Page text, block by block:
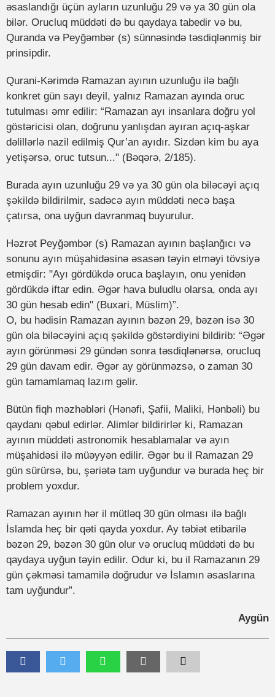
əsaslandığı üçün ayların uzunluğu 29 və ya 30 gün ola
bilər. Orucluq müddəti də bu qaydaya tabedir və bu,
Quranda və Peyğəmbər (s) sünnəsində təsdiqlənmiş bir
prinsipdir.
Qurani-Kərimdə Ramazan ayının uzunluğu ilə bağlı
konkret gün sayı deyil, yalnız Ramazan ayında oruc
tutulması əmr edilir: “Ramazan ayı insanlara doğru yol
göstəricisi olan, doğrunu yanlışdan ayıran açıq-aşkar
dəlillərlə nazil edilmiş Qur’an ayıdır. Sizdən kim bu aya
yetişərsə, oruc tutsun..." (Bəqərə, 2/185).
Burada ayın uzunluğu 29 və ya 30 gün ola biləcəyi açıq
şəkildə bildirilmir, sadəcə ayın müddəti necə başa
çatırsa, ona uyğun davranmaq buyurulur.
Həzrət Peyğəmbər (s) Ramazan ayının başlanğıcı və
sonunu ayın müşahidəsinə əsasən təyin etməyi tövsiyə
etmişdir: "Ayı gördükdə oruca başlayın, onu yenidən
gördükdə iftar edin. Əgər hava buludlu olarsa, onda ayı
30 gün hesab edin" (Buxari, Müslim)”.
O, bu hədisin Ramazan ayının bəzən 29, bəzən isə 30
gün ola biləcəyini açıq şəkildə göstərdiyini bildirib: “Əgər
ayın görünməsi 29 gündən sonra təsdiqlənərsə, orucluq
29 gün davam edir. Əgər ay görünməzsə, o zaman 30
gün tamamlamaq lazım gəlir.
Bütün fiqh məzhəbləri (Hənəfi, Şafii, Maliki, Hənbəli) bu
qaydanı qəbul edirlər. Alimlər bildirirlər ki, Ramazan
ayının müddəti astronomik hesablamalar və ayın
müşahidəsi ilə müəyyən edilir. Əgər bu il Ramazan 29
gün sürürsə, bu, şəriətə tam uyğundur və burada heç bir
problem yoxdur.
Ramazan ayının hər il mütləq 30 gün olması ilə bağlı
İslamda heç bir qəti qayda yoxdur. Ay təbiət etibarilə
bəzən 29, bəzən 30 gün olur və orucluq müddəti də bu
qaydaya uyğun təyin edilir. Odur ki, bu il Ramazanın 29
gün çəkməsi tamamilə doğrudur və İslamın əsaslarına
tam uyğundur”.
Aygün